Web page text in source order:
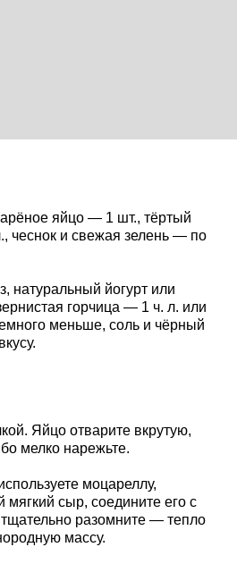
яйцо — 1 шт., тёртый
чеснок и свежая зелень — по
натуральный йогурт или
горчица — 1 ч. л. или
меньше, соль и чёрный
Яйцо отварите вкрутую,
мелко нарежьте.
моцареллу,
мягкий сыр, соедините его с
разомните — тепло
массу.